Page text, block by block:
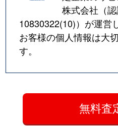
株式会社（認
10830322(10)）が運営
お客様の個人情報は大
す。